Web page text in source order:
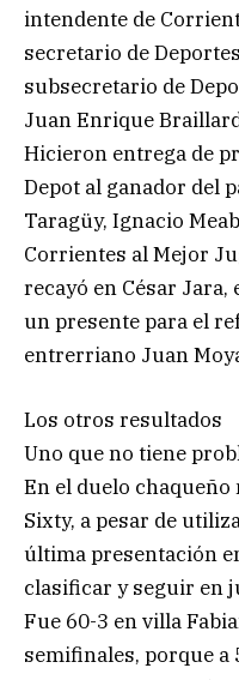
intendente de
secretario de
subsecretario de
Juan Enrique
Hicieron entrega de
Depot al ganador del
Taragüy, Ignacio
Corrientes al Mejor
recayó en César
un presente para el
entrerriano Juan
Los otros resultados
Uno que no tiene
En el duelo
Sixty, a pesar de
última presentación
clasificar y seguir en
Fue 60-3 en villa
semifinales, porque a